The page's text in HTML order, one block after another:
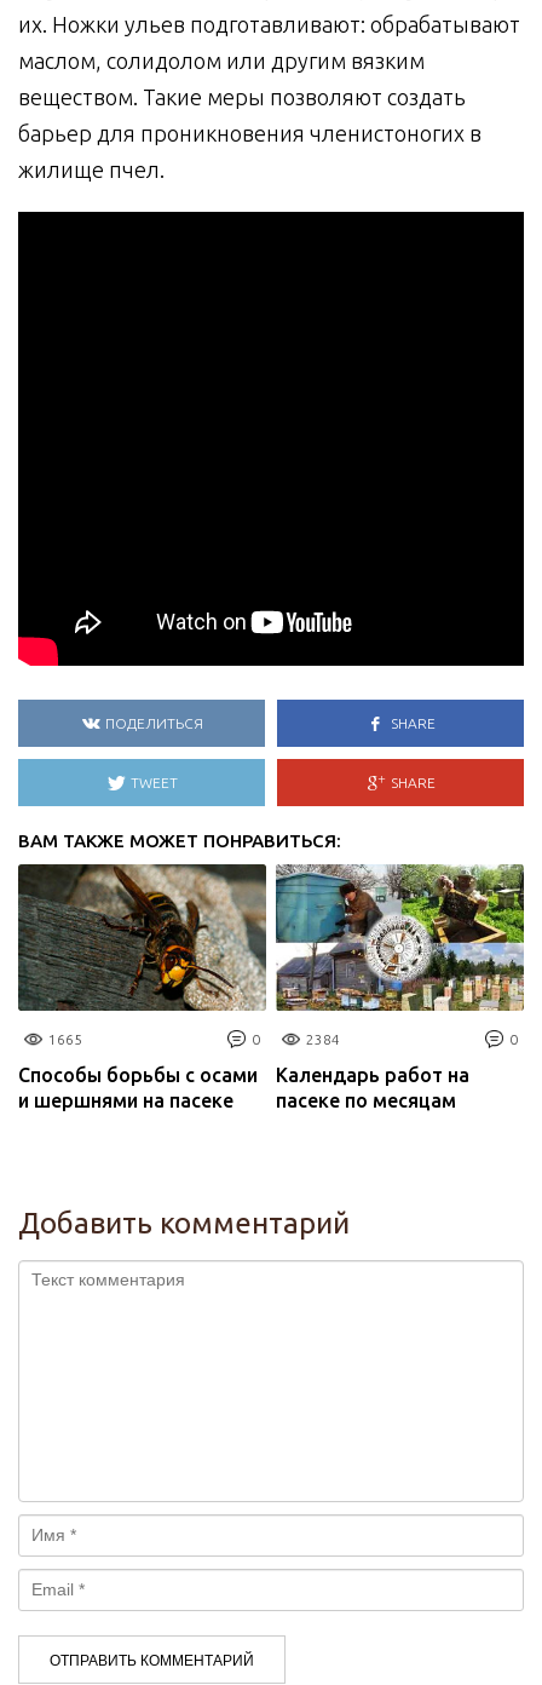
их. Ножки ульев подготавливают: обрабатывают
маслом, солидолом или другим вязким
веществом. Такие меры позволяют создать
барьер для проникновения членистоногих в
жилище пчел.
ПОДЕЛИТЬСЯ SHARE
TWEET SHARE
ВАМ ТАКЖЕ МОЖЕТ ПОНРАВИТЬСЯ:
1665 0
Способы борьбы с осами
и шершнями на пасеке
2384 0
Календарь работ на
пасеке по месяцам
Добавить комментарий